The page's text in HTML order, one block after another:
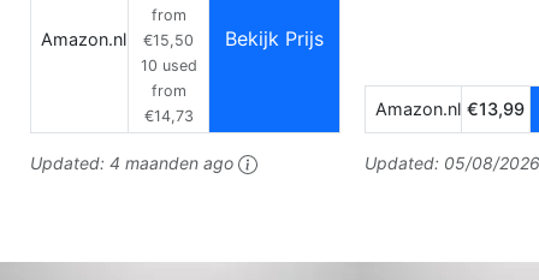
Amazon.nl
from
€15,50
10 used
from
€14,73
Bekijk Prijs
Updated: 4 maanden ago
Amazon.nl €13,99
Updated: 05/08/